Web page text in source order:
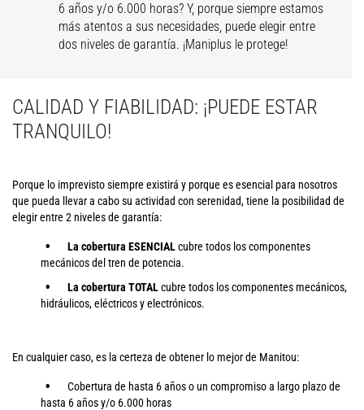
6 años y/o 6.000 horas? Y, porque siempre estamos
más atentos a sus necesidades, puede elegir entre
dos niveles de garantía. ¡Maniplus le protege!
CALIDAD Y FIABILIDAD: ¡PUEDE ESTAR
TRANQUILO!
Porque lo imprevisto siempre existirá y porque es esencial para nosotros
que pueda llevar a cabo su actividad con serenidad, tiene la posibilidad de
elegir entre 2 niveles de garantía:
La cobertura ESENCIALcubre todos los componentes
mecánicos del tren de potencia.
La cobertura TOTALcubre todos los componentes mecánicos,
hidráulicos, eléctricos y electrónicos.
En cualquier caso, es la certeza de obtener lo mejor de Manitou:
Cobertura de hasta 6 años o un compromiso a largo plazo de
hasta 6 años y/o 6.000 horas